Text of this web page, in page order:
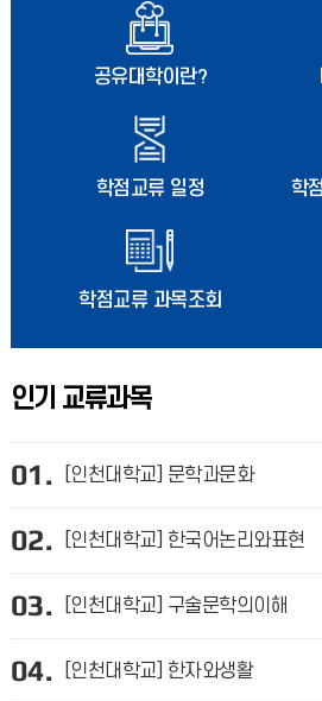
공유대학이란?
학점교류 일정 학
학점교류 과목조회
인기 교류과목
01. [인천대학교] 문학과문화
02. [인천대학교] 한국어논리와표현
03. [인천대학교] 구술문학의이해
04. [인천대학교] 한자와생활